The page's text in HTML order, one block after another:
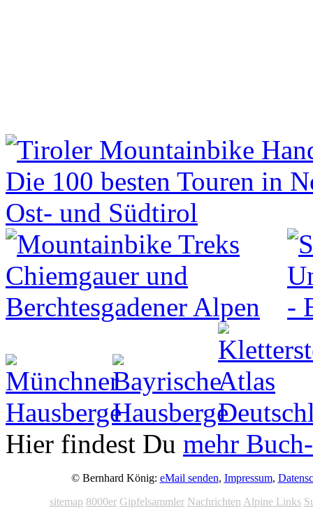
Hier findest Du mehr
© Bernhard König: eMail senden, Impressum,
sitemap 8000er Gipfelsammler Nachrichten Alpine Links